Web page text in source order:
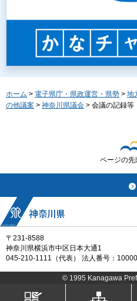
ホーム > 電子県庁・県政運営・県勢 > 地
の他議案 > 神奈川県議会 > 会議の記録等
ページの先
〒231-8588
神奈川県横浜市中区日本大通1
045-210-1111（代表） 法人番号：
© 1995 Kanagawa